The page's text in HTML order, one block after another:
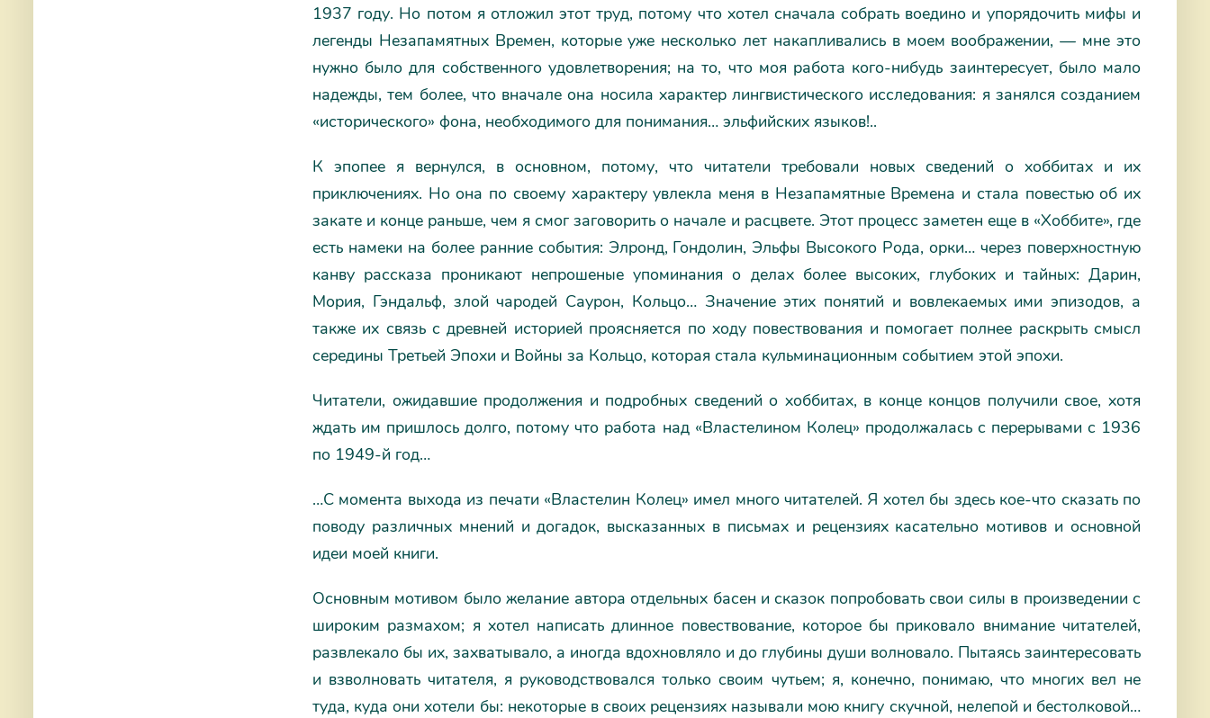
1937 году. Но потом я отложил этот труд, потому что хотел сначала собрать воедино и упорядочить мифы и
легенды Незапамятных Времен, которые уже несколько лет накапливались в моем воображении, — мне это
нужно было для собственного удовлетворения; на то, что моя работа кого-нибудь заинтересует, было мало
надежды, тем более, что вначале она носила характер лингвистического исследования: я занялся созданием
«исторического» фона, необходимого для понимания… эльфийских языков!..
К эпопее я вернулся, в основном, потому, что читатели требовали новых сведений о хоббитах и их
приключениях. Но она по своему характеру увлекла меня в Незапамятные Времена и стала повестью об их
закате и конце раньше, чем я смог заговорить о начале и расцвете. Этот процесс заметен еще в «Хоббите», где
есть намеки на более ранние события: Элронд, Гондолин, Эльфы Высокого Рода, орки… через поверхностную
канву рассказа проникают непрошеные упоминания о делах более высоких, глубоких и тайных: Дарин,
Мория, Гэндальф, злой чародей Саурон, Кольцо… Значение этих понятий и вовлекаемых ими эпизодов, а
также их связь с древней историей проясняется по ходу повествования и помогает полнее раскрыть смысл
середины Третьей Эпохи и Войны за Кольцо, которая стала кульминационным событием этой эпохи.
Читатели, ожидавшие продолжения и подробных сведений о хоббитах, в конце концов получили свое, хотя
ждать им пришлось долго, потому что работа над «Властелином Колец» продолжалась с перерывами с 1936
по 1949-й год…
…С момента выхода из печати «Властелин Колец» имел много читателей. Я хотел бы здесь кое-что сказать по
поводу различных мнений и догадок, высказанных в письмах и рецензиях касательно мотивов и основной
идеи моей книги.
Основным мотивом было желание автора отдельных басен и сказок попробовать свои силы в произведении с
широким размахом; я хотел написать длинное повествование, которое бы приковало внимание читателей,
развлекало бы их, захватывало, а иногда вдохновляло и до глубины души волновало. Пытаясь заинтересовать
и взволновать читателя, я руководствовался только своим чутьем; я, конечно, понимаю, что многих вел не
туда, куда они хотели бы: некоторые в своих рецензиях называли мою книгу скучной, нелепой и бестолковой…